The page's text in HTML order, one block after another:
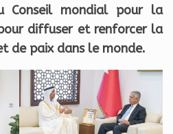
Conseil mondial pour la
diffuser et renforcer la
de paix dans le monde.